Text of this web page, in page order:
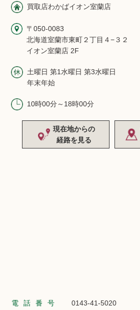
買取店わかばイオン室蘭店
〒050-0083
北海道室蘭市東町２丁目４−３２
イオン室蘭店 2F
土曜日 第1水曜日 第3水曜日
年末年始
10時00分～18時00分
現在地からの
経路を見る
電話番号
0143-41-5020